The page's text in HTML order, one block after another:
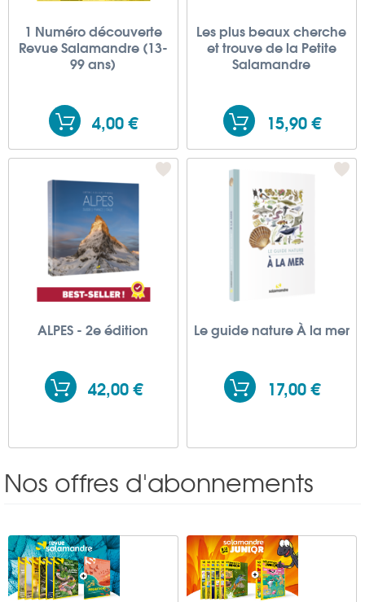
1 Numéro découverte
Revue Salamandre (13-
99 ans)
4,00 €
Les plus beaux cherche
et trouve de la Petite
Salamandre
15,90 €
ALPES - 2e édition
42,00 €
Le guide nature À la mer
17,00 €
Nos offres d'abonnements